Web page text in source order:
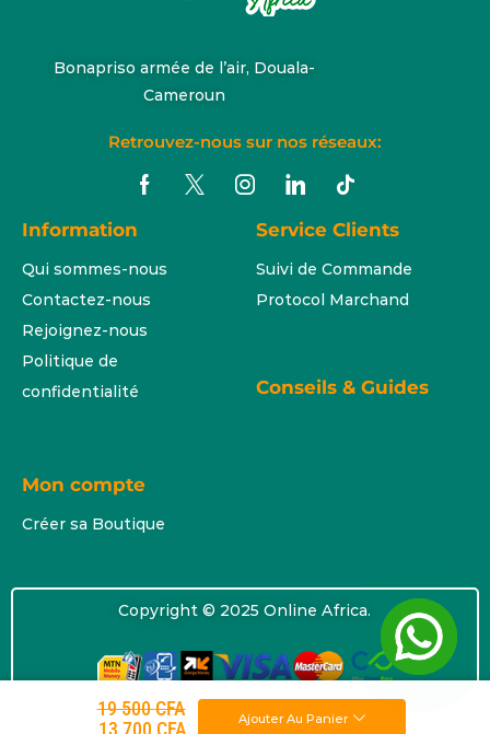
19 500CFA
13 700 CFA Ajouter Au Panier
Bonapriso armée de l’air, Douala-
Cameroun
Retrouvez-nous sur nos réseaux:
Information
Qui sommes-nous
Contactez-nous
Rejoignez-nous
Politique de
confidentialité
Service Clients
Suivi de Commande
Protocol Marchand
Conseils & Guides
Mon compte
Créer sa Boutique
Copyright © 2025 Online Africa.